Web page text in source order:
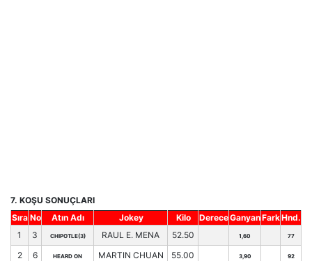
7. KOŞU SONUÇLARI
Sıra No Atın Adı Jokey Kilo DereceGanyanFarkHnd.
1
3 CHIPOTLE(3) RAUL E. MENA 52.50 1,60 77
2 6
HEARD ON
MARTIN CHUAN 55.00 3,90 92